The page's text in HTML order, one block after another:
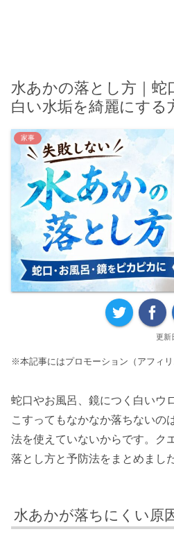
水あかの落とし方｜蛇
白い水垢を綺麗にする
家事
※本記事にはプロモーション（アフィリ
蛇口やお風呂、鏡につく白いウ
こすってもなかなか落ちないの
法を使えていないからです。ク
落とし方と予防法をまとめました
水あかが落ちにくい原